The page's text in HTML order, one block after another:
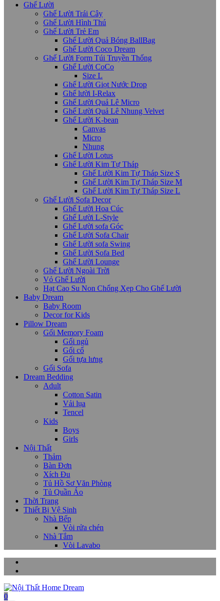
Ghế Lười
Ghế Lười Trái Cây
Ghế Lười Hình Thú
Ghế Lười Trẻ Em
Ghế Lười Quả Bóng BallBag
Ghế Lười Coco Dream
Ghế Lười Form Túi Truyền Thống
Ghế Lười CoCo
Size L
Ghế Lười Giọt Nước Drop
Ghế lười I-Relax
Ghế Lười Quả Lê Micro
Ghế Lười Quả Lê Nhung Velvet
Ghế Lười K-bean
Canvas
Micro
Nhung
Ghế Lười Lotus
Ghế Lười Kim Tự Tháp
Ghế Lười Kim Tự Tháp Size S
Ghế Lười Kim Tự Tháp Size M
Ghế Lười Kim Tự Tháp Size L
Ghế Lười Sofa Decor
Ghế Lười Hoa Cúc
Ghế Lười L-Style
Ghế Lười sofa Góc
Ghế Lười Sofa Chair
Ghế Lười sofa Swing
Ghế Lười Sofa Bed
Ghế Lười Lounge
Ghế Lười Ngoài Trời
Vỏ Ghế Lười
Hạt Cao Su Non Chống Xẹp Cho Ghế Lười
Baby Dream
Baby Room
Decor for Kids
Pillow Dream
Gối Memory Foam
Gối ngủ
Gối cổ
Gối tựa lưng
Gối Sofa
Dream Bedding
Adult
Cotton Satin
Vải lụa
Tencel
Kids
Boys
Girls
Nội Thất
Thảm
Bàn Đơn
Xích Đu
Tủ Hồ Sơ Văn Phòng
Tủ Quần Áo
Thời Trang
Thiết Bị Vệ Sinh
Nhà Bếp
Vòi rửa chén
Nhà Tắm
Vòi Lavabo
0